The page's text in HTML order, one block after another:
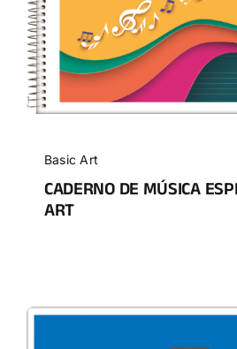
Basic Art
CADERNO DE MÚSICA
ART